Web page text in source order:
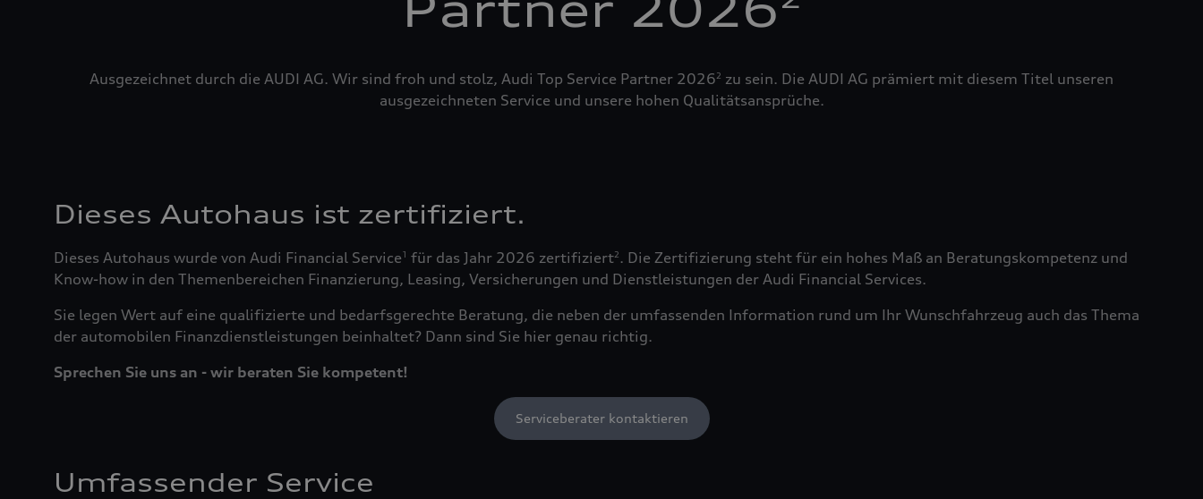
Ausgezeichnet durch die AUDI AG. Wir sind froh und stolz, Audi Top Service Partner 20262 zu sein. Die AUDI AG prämiert mit diesem Titel unseren
ausgezeichneten Service und unsere hohen Qualitätsansprüche.
Dieses Autohaus ist zertifiziert.
Dieses Autohaus wurde von Audi Financial Service1 für das Jahr 2026 zertifiziert2 . Die Zertifizierung steht für ein hohes Maß an Beratungskompetenz und
Know-how in den Themenbereichen Finanzierung, Leasing, Versicherungen und Dienstleistungen der Audi Financial Services.
Sie legen Wert auf eine qualifizierte und bedarfsgerechte Beratung, die neben der umfassenden Information rund um Ihr Wunschfahrzeug auch das Thema
der automobilen Finanzdienstleistungen beinhaltet? Dann sind Sie hier genau richtig.
Sprechen Sie uns an - wir beraten Sie kompetent!
Serviceberater kontaktieren
Umfassender Service